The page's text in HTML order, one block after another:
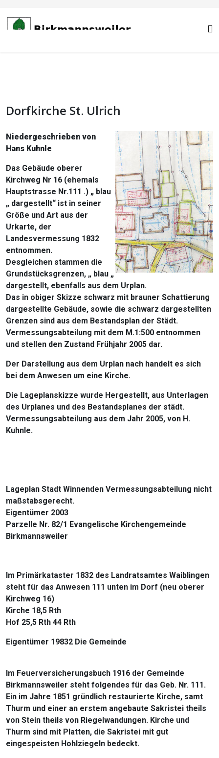
Dorfkirche St. Ulrich
Niedergeschrieben von
Hans Kuhnle
Das Gebäude oberer
Kirchweg Nr 16 (ehemals
Hauptstrasse Nr.111 .) „ blau
„ dargestellt“ ist in seiner
Größe und Art aus der
Urkarte, der
Landesvermessung 1832
entnommen.
Desgleichen stammen die
Grundstücksgrenzen, „ blau „
dargestellt, ebenfalls aus dem Urplan.
Das in obiger Skizze schwarz mit brauner Schattierung
dargestellte Gebäude, sowie die schwarz dargestellten
Grenzen sind aus dem Bestandsplan der Städt.
Vermessungsabteilung mit dem M.1:500 entnommen
und stellen den Zustand Frühjahr 2005 dar.
Der Darstellung aus dem Urplan nach handelt es sich
bei dem Anwesen um eine Kirche.
Die Lageplanskizze wurde Hergestellt, aus Unterlagen
des Urplanes und des Bestandsplanes der städt.
Vermessungsabteilung aus dem Jahr 2005, von H.
Kuhnle.
Lageplan Stadt Winnenden Vermessungsabteilung nicht
maßstabsgerecht.
Eigentümer 2003
Parzelle Nr. 82/1 Evangelische Kirchengemeinde
Birkmannsweiler
Im Primärkataster 1832 des Landratsamtes Waiblingen
steht für das Anwesen 111 unten im Dorf (neu oberer
Kirchweg 16)
Kirche 18,5 Rth
Hof 25,5 Rth 44 Rth
Eigentümer 19832 Die Gemeinde
Im Feuerversicherungsbuch 1916 der Gemeinde
Birkmannsweiler steht folgendes für das Geb. Nr. 111.
Ein im Jahre 1851 gründlich restaurierte Kirche, samt
Thurm und einer an erstem angebaute Sakristei theils
von Stein theils von Riegelwandungen. Kirche und
Thurm sind mit Platten, die Sakristei mit gut
eingespeisten Hohlziegeln bedeckt.